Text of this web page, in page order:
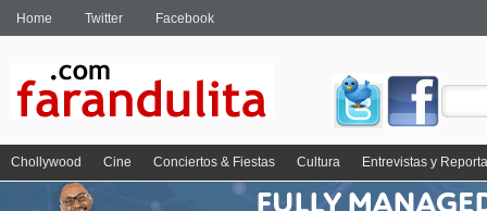
Home Twitter Facebook
Chollywood Cine Conciertos & Fiestas Cultura Entrevistas y